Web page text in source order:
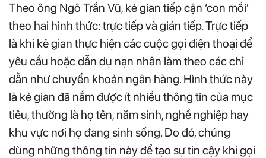
Theo ông Ngô Trần Vũ, kẻ gian tiếp cận ‘con mồi’
theo hai hình thức: trực tiếp và gián tiếp. Trực tiếp
là khi kẻ gian thực hiện các cuộc gọi điện thoại để
yêu cầu hoặc dẫn dụ nạn nhân làm theo các chỉ
dẫn như chuyển khoản ngân hàng. Hình thức này
là kẻ gian đã nắm được ít nhiều thông tin của mục
tiêu, thường là họ tên, năm sinh, nghề nghiệp hay
khu vực nơi họ đang sinh sống. Do đó, chúng
dùng những thông tin này để tạo sự tin cậy khi gọi